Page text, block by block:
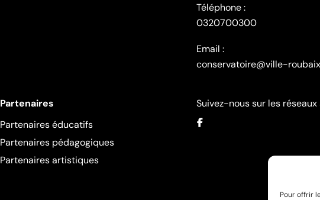
Pour offrir
Téléphone :
0320700300
Email :
conservatoire@ville-
Partenaires
Partenaires éducatifs
Partenaires pédagogiques
Partenaires artistiques
Suivez-nous sur les